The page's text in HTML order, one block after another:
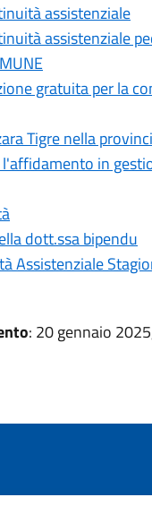
assistenziale
assistenziale
gratuita per la
Tigre nella
in
dott.ssa bipendu
Assistenziale
: 20 gennaio